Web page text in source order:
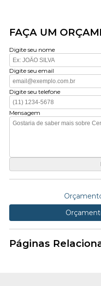
FAÇA UM
Digite seu nome
Digite seu email
Digite seu telefone
Mensagem
Páginas